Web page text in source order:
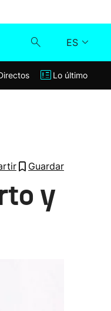
ES
Klisk
Lo último
Lo último
Guardar
y